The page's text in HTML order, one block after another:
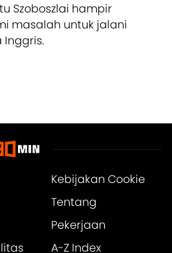
Szoboszlai hampir
masalah untuk jalani
Inggris.
Kebijakan Cookie
Tentang
Pekerjaan
A-Z Index